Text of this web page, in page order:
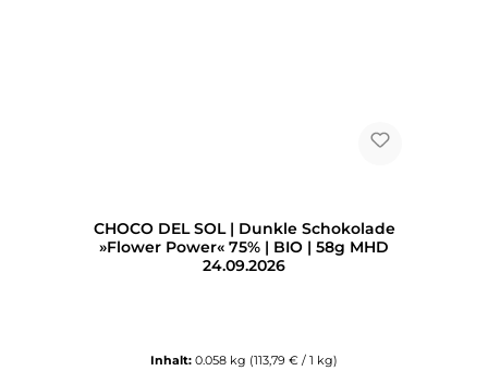
CHOCO DEL SOL | Dunkle Schokolade
»Flower Power« 75% | BIO | 58g MHD
24.09.2026
Inhalt: 0.058 kg (113,79 € / 1 kg)